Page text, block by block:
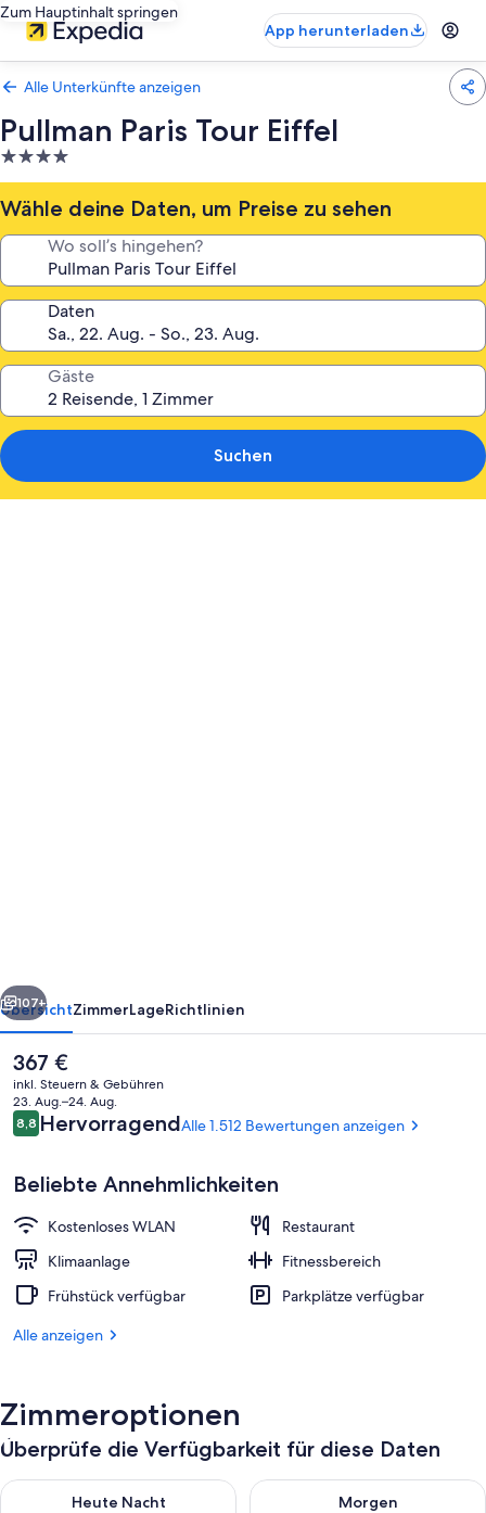
Zum Hauptinhalt springen
App herunterladen
Alle Unterkünfte anzeigen
Pullman Paris Tour Eiffel
4.0-
Sterne-
Unterkunft
Wähle deine Daten, um Preise zu sehen
Wo soll’s hingehen?
Daten
Gäste
Suchen
Deluxe-Zimmer, 2 Einzelbetten,
Weiter
107+
ÜbersichtZimmerLageRichtlinien
Der
aktuelle
Preis
beträgt
367 €.
367 €
inkl. Steuern & Gebühren
23. Aug.–24. Aug.
Bewertungen
8,88,8 von 10.
HervorragendAlle 1.512 Bewertungen anzeigen
Beliebte Annehmlichkeiten
Kostenloses WLAN
Restaurant
Klimaanlage
Fitnessbereich
Frühstück verfügbar
Parkplätze verfügbar
Alle anzeigen
Zimmeroptionen
Überprüfe die Verfügbarkeit für diese Daten
Heute Nacht
Überprüfe die Verfügbarkeit für heute Nacht, Aug. 8 - Aug. 9.
Morgen
Überprüfe die Verfügbarkeit